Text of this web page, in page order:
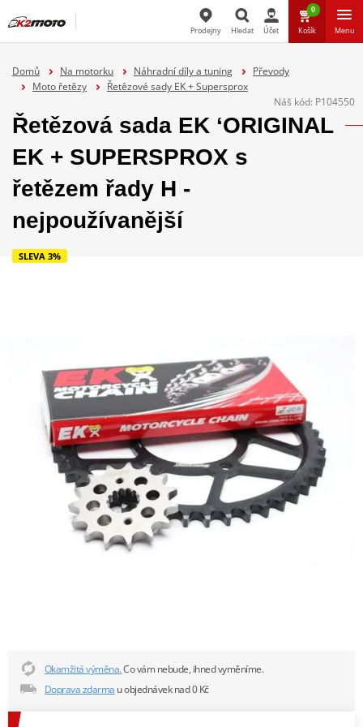
Prodejny Hledat Účet
0
Košík Menu
Domů Na motorku Náhradní díly a tuning
Převody
Moto řetězy
Řetězové sady EK + Supersprox
Náš kód: P104550
Řetězová sada EK ‘ORIGINAL
EK + SUPERSPROX s
řetězem řady H -
nejpoužívanější
SLEVA 3%
Okamžitá výměna.Co vám nebude, ihned vyměníme.
Doprava zdarma u objednávek nad 0 Kč